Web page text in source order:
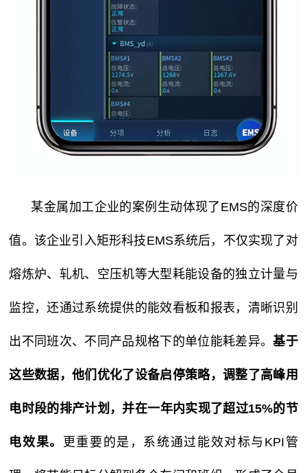
某金属加工企业的案例生动体现了EMS的深度价
值。该企业引入矩形科技EMS系统后，不仅实现了对
熔炼炉、轧机、空压机等大型耗能设备的独立计量与
监控，还通过系统提供的能效看板和报表，清晰识别
出不同班次、不同产品规格下的单位能耗差异。基于
这些数据，他们优化了设备启停策略，调整了高峰用
电时段的排产计划，并在一年内实现了超过15%的节
电效果。 更重要的是，系统通过能效对标与KPI管